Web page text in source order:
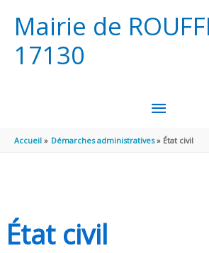
Mairie de
17130
MENU
Accueil Démarches administratives État civil
État civil